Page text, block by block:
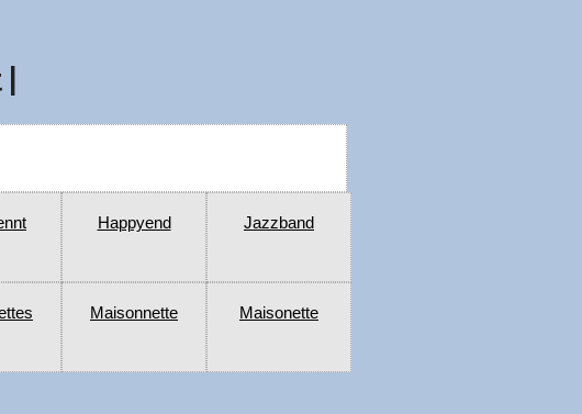
Happyend Jazzband
Maisonnette Maisonette